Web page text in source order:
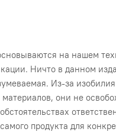
на нашем
Ничто в данном
Из-за
они не
продукта для